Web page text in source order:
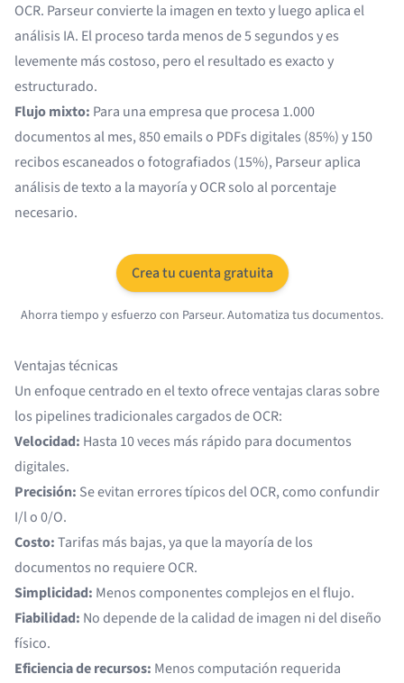
OCR. Parseur convierte la imagen en texto y luego aplica el
análisis IA. El proceso tarda menos de 5 segundos y es
levemente más costoso, pero el resultado es exacto y
estructurado.
Flujo mixto: Para una empresa que procesa 1.000
documentos al mes, 850 emails o PDFs digitales (85%) y 150
recibos escaneados o fotografiados (15%), Parseur aplica
análisis de texto a la mayoría y OCR solo al porcentaje
necesario.
Crea tu cuenta gratuita
Ahorra tiempo y esfuerzo con Parseur. Automatiza tus documentos.
Ventajas técnicas
Un enfoque centrado en el texto ofrece ventajas claras sobre
los pipelines tradicionales cargados de OCR:
Velocidad: Hasta 10 veces más rápido para documentos
digitales.
Precisión: Se evitan errores típicos del OCR, como confundir
I/l o 0/O.
Costo:Tarifas más bajas, ya que la mayoría de los
documentos no requiere OCR.
Simplicidad: Menos componentes complejos en el flujo.
Fiabilidad: No depende de la calidad de imagen ni del diseño
físico.
Eficiencia de recursos: Menos computación requerida